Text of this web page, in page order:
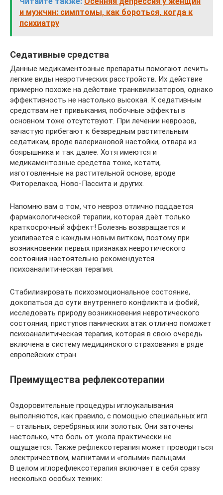
и мужчин: симптомы, как бороться, когда к
психиатру
Седативные средства
Данные медикаментозные препараты помогают лечить
легкие виды невротических расстройств. Их действие
примерно похоже на действие транквилизаторов, однако
эффективность не настолько высокая. К седативным
средствам нет привыкания, побочные эффекты в
основном тоже отсутствуют. При лечении неврозов,
зачастую прибегают к безвредным растительным
седатикам, вроде валериановой настойки, отвара из
боярышника и так далее. Хотя имеются и
медикаментозные средства тоже, кстати,
изготовленные на растительной основе, вроде
Фиторелакса, Ново-Пассита и других.
Напомню вам о том, что невроз отлично поддается
фармакологической терапии, которая даёт только
краткосрочный эффект! Болезнь возвращается и
усиливается с каждым новым витком, поэтому при
возникновении первых признаках невротического
состояния настоятельно рекомендуется
психоаналитическая терапия.
Стабилизировать психоэмоциональное состояние,
докопаться до сути внутреннего конфликта и фобий,
исследовать природу возникновения невротического
состояния, приступов панических атак отлично поможет
психоаналитическая терапия, которая в свою очередь
включена в систему медицинского страхования в ряде
европейских стран.
Преимущества рефлексотерапии
Оздоровительные процедуры иглоукалывания
выполняются, как правило, с помощью специальных игл
– стальных, серебряных или золотых. Они заточены
настолько, что боль от укола практически не
ощущается. Также рефлексотерапия может проводиться
электричеством, магнитами и «голыми» пальцами.
В целом иглорефлексотерапия включает в себя сразу
несколько особых техник: